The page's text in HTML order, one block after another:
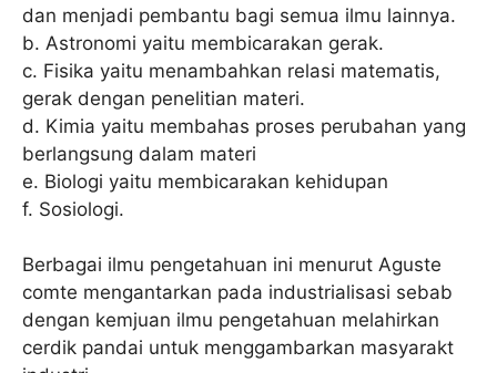
dan menjadi pembantu bagi semua ilmu lainnya.
b. Astronomi yaitu membicarakan gerak.
c. Fisika yaitu menambahkan relasi matematis,
gerak dengan penelitian materi.
d. Kimia yaitu membahas proses perubahan yang
berlangsung dalam materi
e. Biologi yaitu membicarakan kehidupan
f. Sosiologi.
Berbagai ilmu pengetahuan ini menurut Aguste
comte mengantarkan pada industrialisasi sebab
dengan kemjuan ilmu pengetahuan melahirkan
cerdik pandai untuk menggambarkan masyarakt